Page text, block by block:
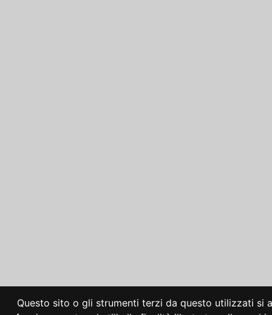
Questo sito o gli strumenti terzi da questo utilizzati si